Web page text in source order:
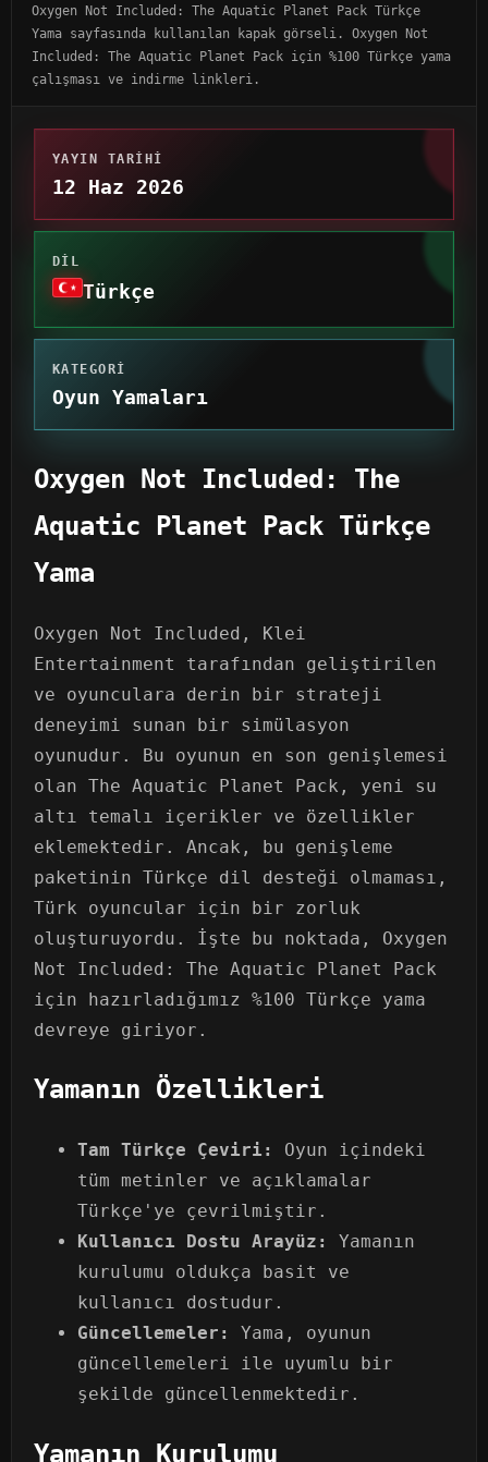
Oxygen Not Included: The Aquatic Planet Pack Türkçe
Yama sayfasında kullanılan kapak görseli. Oxygen Not
Included: The Aquatic Planet Pack için %100 Türkçe yama
çalışması ve indirme linkleri.
YAYIN TARIHI
12 Haz 2026
DIL
Türkçe
KATEGORI
Oyun Yamaları
Oxygen Not Included: The
Aquatic Planet Pack Türkçe
Yama
Oxygen Not Included, Klei
Entertainment tarafından geliştirilen
ve oyunculara derin bir strateji
deneyimi sunan bir simülasyon
oyunudur. Bu oyunun en son genişlemesi
olan The Aquatic Planet Pack, yeni su
altı temalı içerikler ve özellikler
eklemektedir. Ancak, bu genişleme
paketinin Türkçe dil desteği olmaması,
Türk oyuncular için bir zorluk
oluşturuyordu. İşte bu noktada, Oxygen
Not Included: The Aquatic Planet Pack
için hazırladığımız %100 Türkçe yama
devreye giriyor.
Yamanın Özellikleri
Tam Türkçe Çeviri:
Oyun içindeki
tüm metinler ve açıklamalar
Türkçe'ye çevrilmiştir.
Kullanıcı Dostu Arayüz:
Yamanın
kurulumu oldukça basit ve
kullanıcı dostudur.
Güncellemeler:
Yama, oyunun
güncellemeleri ile uyumlu bir
şekilde güncellenmektedir.
Yamanın Kurulumu